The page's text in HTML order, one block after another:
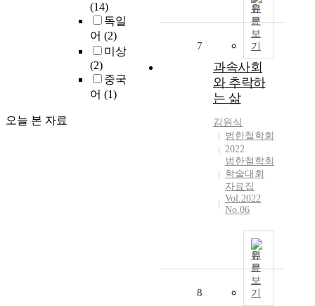
(14)
독일
어 (2)
미상
(2)
중국
어 (1)
오늘 본 자료
원
문
보
기
7
과속사회
와 추락하
는 삶
김원식
범한철학회
2022
범한철학회
학술대회
자료집
Vol.2022
No.06
원
문
보
기
8